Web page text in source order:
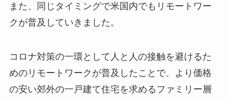
また、同じタイミングで米国内でもリモートワー
クが普及していきました。
コロナ対策の一環として人と人の接触を避けるた
めのリモートワークが普及したことで、より価格
の安い郊外の一戸建て住宅を求めるファミリー層